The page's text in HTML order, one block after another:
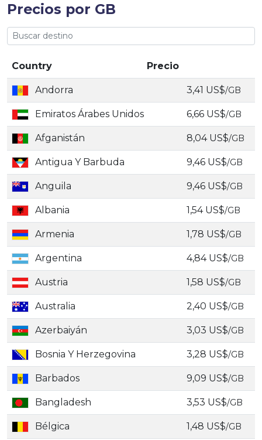
Precios por GB
Country Precio
Andorra 3,41 US$/GB
Emiratos Árabes Unidos 6,66 US$/GB
Afganistán 8,04 US$/GB
Antigua Y Barbuda 9,46 US$/GB
Anguila 9,46 US$/GB
Albania 1,54 US$/GB
Armenia 1,78 US$/GB
Argentina 4,84 US$/GB
Austria 1,58 US$/GB
Australia 2,40 US$/GB
Azerbaiyán 3,03 US$/GB
Bosnia Y Herzegovina 3,28 US$/GB
Barbados 9,09 US$/GB
Bangladesh 3,53 US$/GB
Bélgica 1,48 US$/GB